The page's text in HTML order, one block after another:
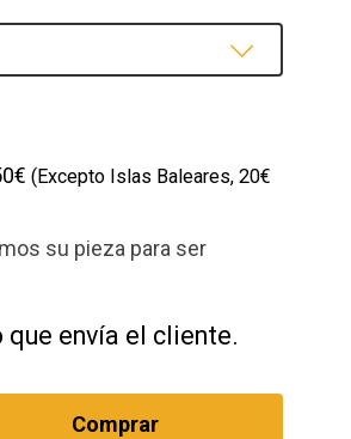
(Excepto Islas Baleares, 20€
su pieza para ser
que envía el cliente.
Comprar